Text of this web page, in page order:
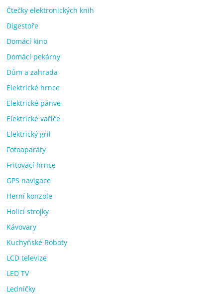
Čtečky elektronických knih
Digestoře
Domácí kino
Domácí pekárny
Dům a zahrada
Elektrické hrnce
Elektrické pánve
Elektrické vařiče
Elektrický gril
Fotoaparáty
Fritovací hrnce
GPS navigace
Herní konzole
Holicí strojky
Kávovary
Kuchyňské Roboty
LCD televize
LED TV
Ledničky